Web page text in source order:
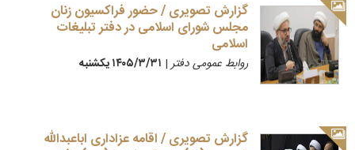
گزارش تصویری / حضور فراکسیون زنان
مجلس شورای اسلامی در دفتر تبلیغات
اسلامی
روابط عمومی دفتر| ۱۴۰۵/۳/۳۱ يكشنبه
گزارش تصویری / اقامه عزاداری اباعبدالله